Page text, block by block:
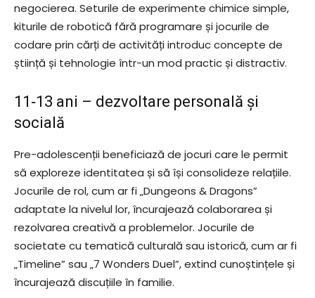
negocierea. Seturile de experimente chimice simple,
kiturile de robotică fără programare și jocurile de
codare prin cărți de activități introduc concepte de
știință și tehnologie într-un mod practic și distractiv.
11‑13 ani – dezvoltare personală și
socială
Pre-adolescenții beneficiază de jocuri care le permit
să exploreze identitatea și să își consolideze relațiile.
Jocurile de rol, cum ar fi „Dungeons & Dragons”
adaptate la nivelul lor, încurajează colaborarea și
rezolvarea creativă a problemelor. Jocurile de
societate cu tematică culturală sau istorică, cum ar fi
„Timeline” sau „7 Wonders Duel”, extind cunoștințele și
încurajează discuțiile în familie.